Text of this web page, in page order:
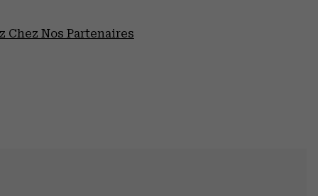
Chez Nos Partenaires